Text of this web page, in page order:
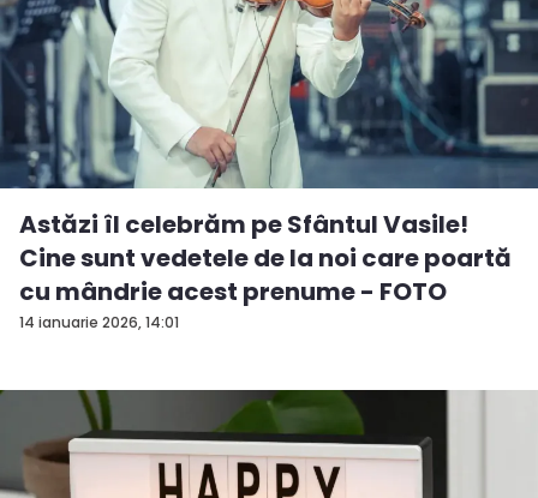
14 ianuarie 2026, 14:01
Astăzi îl celebrăm pe Sfântul Vasile!
Cine sunt vedetele de la noi care poartă
cu mândrie acest prenume - FOTO